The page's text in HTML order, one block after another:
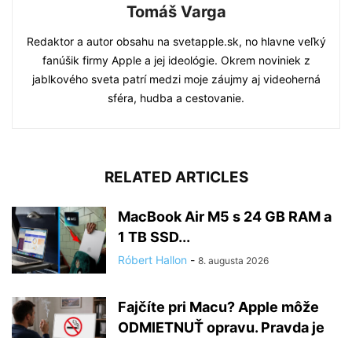
Tomáš Varga
Redaktor a autor obsahu na svetapple.sk, no hlavne veľký
fanúšik firmy Apple a jej ideológie. Okrem noviniek z
jablkového sveta patrí medzi moje záujmy aj videoherná
sféra, hudba a cestovanie.
RELATED ARTICLES
MacBook Air M5 s 24 GB RAM a
1 TB SSD...
Róbert Hallon - 8. augusta 2026
Fajčíte pri Macu? Apple môže
ODMIETNUŤ opravu. Pravda je